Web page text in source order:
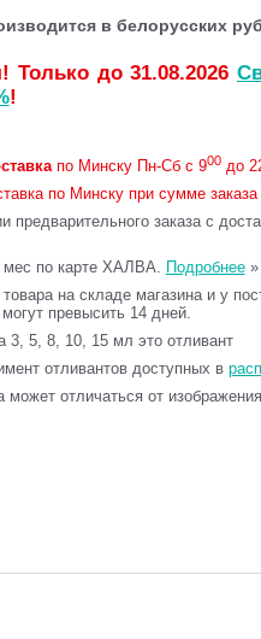
в белорусских
Только до 31.08.2026
!
по Минску Пн-Сб с 900до
по Минску при сумме заказа
предварительного заказа с
мес по карте ХАЛВА. Подробнее»
товара на складе магазина и у
превысить 14 дней.
3, 5, 8, 10, 15 мл это отливант
отливантов доступных в
может отличаться от